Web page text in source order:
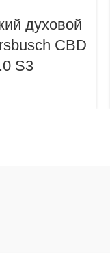
духовой
CBD
S3